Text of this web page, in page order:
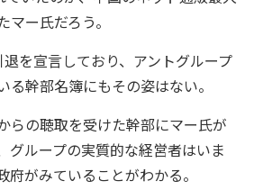
ー氏だろう。
を宣言しており、アントグループ
る幹部名簿にもその姿はない。
らの聴取を受けた幹部にマー氏が
グループの実質的な経営者はいま
府がみていることがわかる。